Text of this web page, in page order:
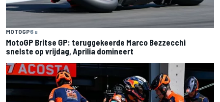
MOTOGP6 u
MotoGP Britse GP: teruggekeerde Marco Bezzecchi
snelste op vrijdag, Aprilia domineert